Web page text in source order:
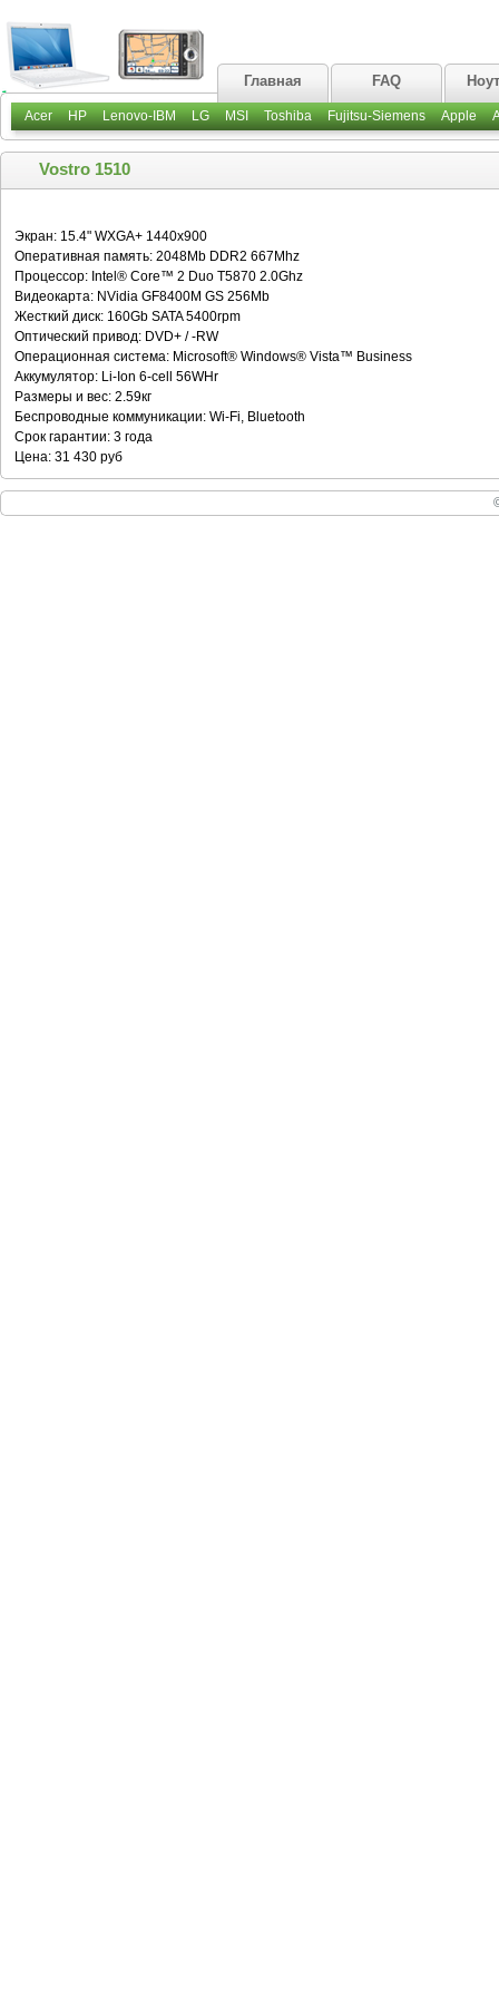
Главная FAQ
Acer HP Lenovo-IBM LG MSI Toshiba Fujitsu-Siemens Apple
Vostro 1510
Экран: 15.4" WXGA+ 1440x900
Оперативная память: 2048Mb DDR2 667Mhz
Процессор: Intel® Core™ 2 Duo T5870 2.0Ghz
Видеокарта: NVidia GF8400M GS 256Mb
Жесткий диск: 160Gb SATA 5400rpm
Оптический привод: DVD+ / -RW
Операционная система: Microsoft® Windows® Vista™ Business
Аккумулятор: Li-Ion 6-cell 56WHr
Размеры и вес: 2.59кг
Беспроводные коммуникации: Wi-Fi, Bluetooth
Срок гарантии: 3 года
Цена: 31 430 руб